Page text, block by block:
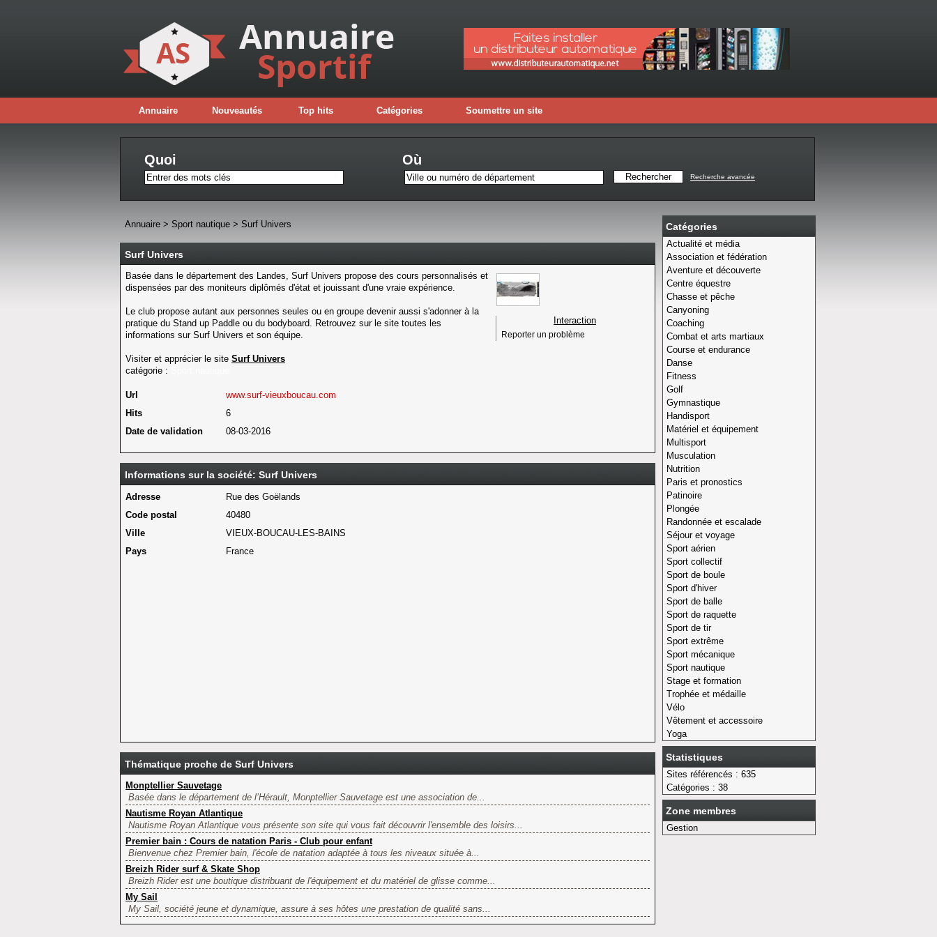
Annuaire Nouveautés Top hits Catégories Soumettre un site
Quoi Où
Recherche avancée
Catégories
Actualité et média
Association et fédération
Aventure et découverte
Centre équestre
Chasse et pêche
Canyoning
Coaching
Combat et arts martiaux
Course et endurance
Danse
Fitness
Golf
Gymnastique
Handisport
Matériel et équipement
Multisport
Musculation
Nutrition
Paris et pronostics
Patinoire
Plongée
Randonnée et escalade
Séjour et voyage
Sport aérien
Sport collectif
Sport de boule
Sport d'hiver
Sport de balle
Sport de raquette
Sport de tir
Sport extrême
Sport mécanique
Sport nautique
Stage et formation
Trophée et médaille
Vélo
Vêtement et accessoire
Yoga
Statistiques
Sites référencés : 635
Catégories : 38
Zone membres
Gestion
Annuaire > Sport nautique > Surf Univers
Surf Univers
Basée dans le département des Landes, Surf Univers propose des cours personnalisés et
dispensées par des moniteurs diplômés d'état et jouissant d'une vraie expérience.
Le club propose autant aux personnes seules ou en groupe devenir aussi s'adonner à la
pratique du Stand up Paddle ou du bodyboard. Retrouvez sur le site toutes les
informations sur Surf Univers et son équipe.
Visiter et apprécier le site Surf Univers
catégorie :
Url
www.surf-vieuxboucau.com
Hits
6
Date de validation
08-03-2016
Interaction
Reporter un problème
Informations sur la société: Surf Univers
Adresse
Rue des Goëlands
Code postal
40480
Ville
VIEUX-BOUCAU-LES-BAINS
Pays
France
Thématique proche de Surf Univers
Monptellier Sauvetage
Basée dans le département de l’Hérault, Monptellier Sauvetage est une association de...
Nautisme Royan Atlantique
Nautisme Royan Atlantique vous présente son site qui vous fait découvrir l'ensemble des loisirs...
Premier bain : Cours de natation Paris - Club pour enfant
Bienvenue chez Premier bain, l'école de natation adaptée à tous les niveaux située à...
Breizh Rider surf & Skate Shop
Breizh Rider est une boutique distribuant de l'équipement et du matériel de glisse comme...
My Sail
My Sail, société jeune et dynamique, assure à ses hôtes une prestation de qualité sans...